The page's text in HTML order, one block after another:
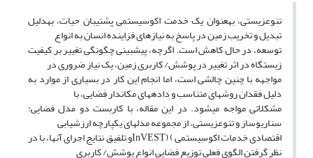
تنوعزیستی، بهعنوان یک خدمت اکوسیستمی پشتیبان حیات، بهدلیل
تبدیل و تخریب زمین در پاسخ به نیازهای فزاینده انسان به انواع
توسعه، در حال کاهش است. اگرچه، پیشبینی چگونگی تغییر بر کیفیت
زیستگاه در اثر تغییر در پوشش/ کاربری زمین، یک نیاز ضروری در
مواجهه با چنین چالشی است، اما انجام این کار در بسیاری از موارد به
دلیل فقدان روشهای متناسب و دادههای مکاندار فضایی، با
مشکلاتی مواجه میشود. در این مقاله، با کاربست دو مدل فضایی:
سناریوساز و تنوعزیستی، از مجموعه مدلهای یکپارچه ارزشیابی
اقتصادی خدمات اکوسیستمی ) (InVESTو تلفیق نتایج اجرای آنها، با در
نظر گرفتن الگوی فعلی توزیع فضایی انواع پوشش/ کاربری